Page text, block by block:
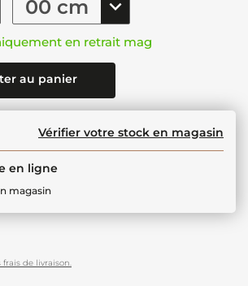
en retrait mag
au panier
Vérifier votre stock en magasin
en ligne
magasin
frais de livraison.